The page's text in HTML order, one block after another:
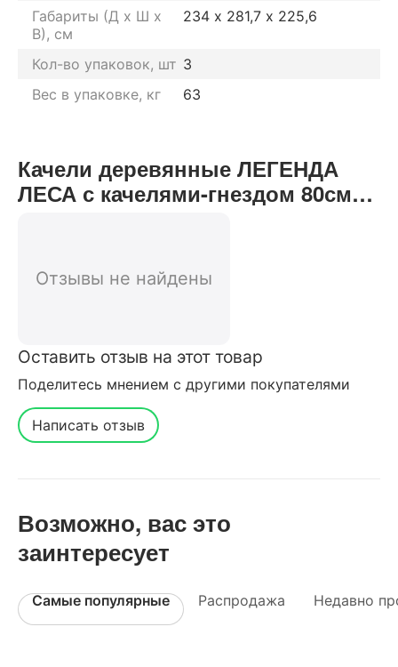
Габариты (Д х Ш х
В), см
234 х 281,7 х 225,6
Кол-во упаковок, шт 3
Вес в упаковке, кг
63
Качели деревянные ЛЕГЕНДА
ЛЕСА с качелями-гнездом 80см
магазина
Отзывы не найдены
Оставить отзыв на этот товар
Поделитесь мнением с другими покупателями
Написать отзыв
Возможно, вас это
заинтересует
Самые популярные Распродажа Недавно